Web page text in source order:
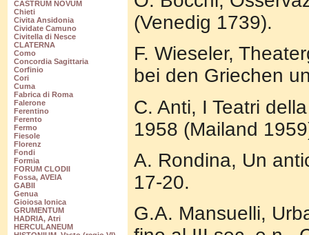
CASTRUM NOVUM
Chieti
Civita Ansidonia
Cividate Camuno
Civitella di Nesce
CLATERNA
Como
Concordia Sagittaria
Corfinio
Cori
Cuma
Fabrica di Roma
Falerone
Ferentino
Ferento
Fermo
Fiesole
Florenz
Fondi
Formia
FORUM CLODII
Fossa, AVEIA
GABII
Genua
Gioiosa Ionica
GRUMENTUM
HADRIA, Atri
HERCULANEUM
(Venedig 1739).
F. Wieseler,
bei den Griechen
C. Anti, I Teatri
1958 (Mailand
A. Rondina, Un
17-20.
G.A. Mansuelli,